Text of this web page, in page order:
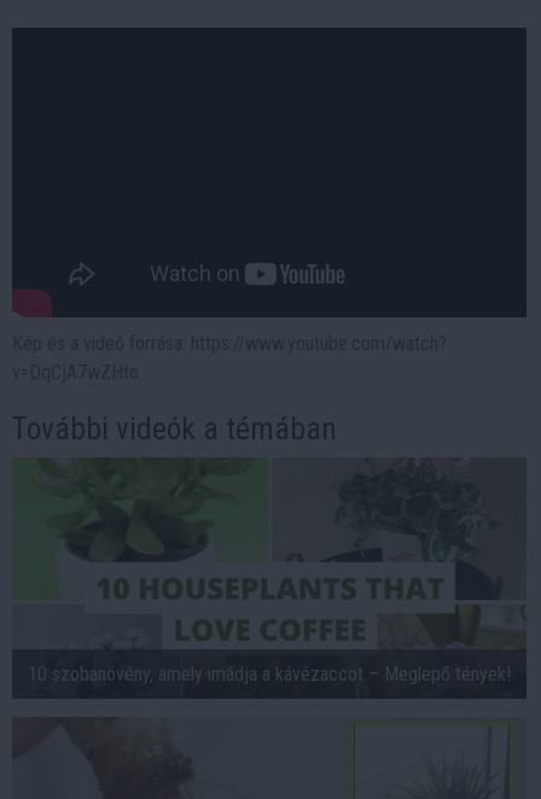
További videók a témában
10 szobanövény, amely imádja a kávézaccot – Meglepő tények!